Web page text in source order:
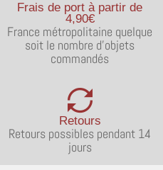
Frais de port à partir de
4,90€
France métropolitaine quelque
soit le nombre d'objets
commandés
Retours
Retours possibles pendant 14
jours